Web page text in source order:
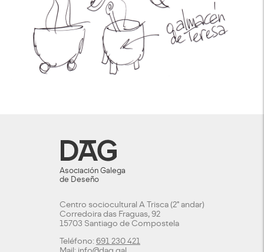
Asociación Galega
de Deseño
Centro sociocultural A Trisca (2º andar)
Corredoira das Fraguas, 92
15703 Santiago de Compostela
Teléfono: 691 230 421